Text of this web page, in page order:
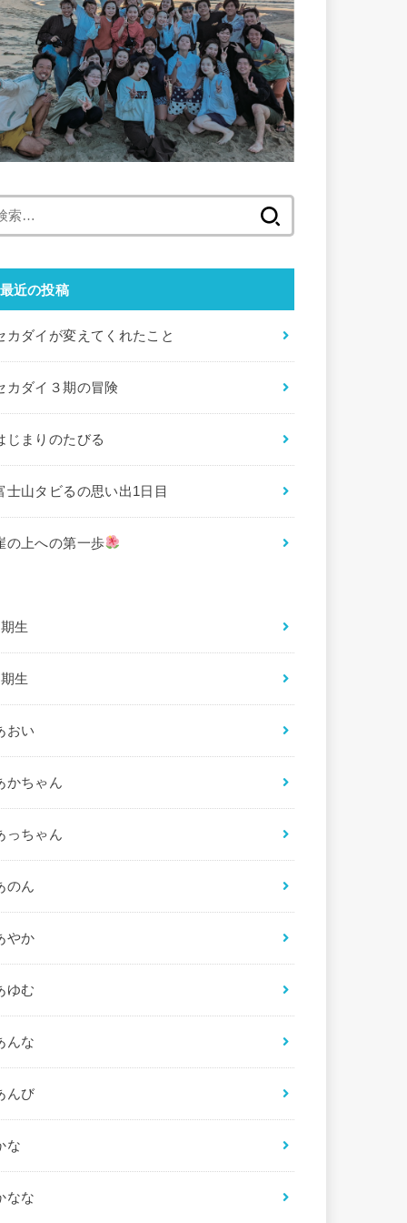
最近の投稿
カダイが変えてくれたこと
カダイ３期の冒険
じまりのたびる
士山タビるの思い出1日目
の上への第一歩
生
生
おい
かちゃん
っちゃん
のん
やか
ゆむ
んな
んび
な
なな